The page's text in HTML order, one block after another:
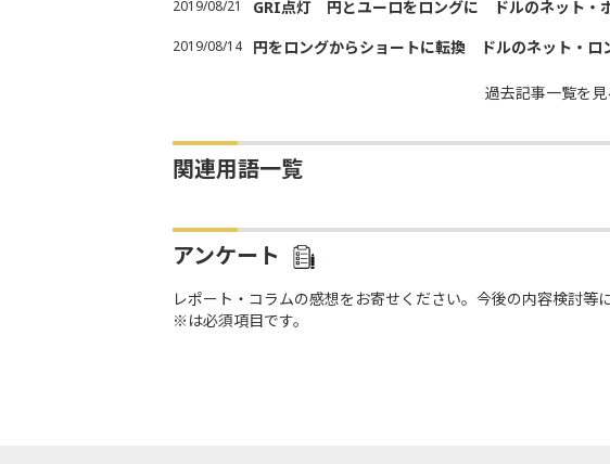
2019/08/21 GRI点灯 円とユーロをロングに ドルのネット・
2019/08/14 円をロングからショートに転換 ドルのネット・ロ
過去記事一覧を見
関連用語一覧
アンケート
レポート・コラムの感想をお寄せください。今後の内容検討等
※は必須項目です。